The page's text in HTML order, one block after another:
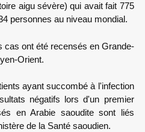
aigu sévère) qui avait fait 775
personnes au niveau mondial.
cas ont été recensés en Grande-
Orient.
ayant succombé à l'infection
négatifs lors d'un premier
en Arabie saoudite sont liés
de la Santé saoudien.